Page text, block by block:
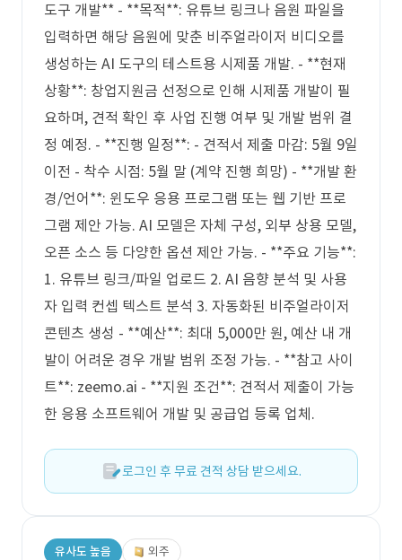
도구 개발** - **목적**: 유튜브 링크나 음원 파일을
입력하면 해당 음원에 맞춘 비주얼라이저 비디오를
생성하는 AI 도구의 테스트용 시제품 개발. - **현재
상황**: 창업지원금 선정으로 인해 시제품 개발이 필
요하며, 견적 확인 후 사업 진행 여부 및 개발 범위 결
정 예정. - **진행 일정**: - 견적서 제출 마감: 5월 9일
이전 - 착수 시점: 5월 말 (계약 진행 희망) - **개발 환
경/언어**: 윈도우 응용 프로그램 또는 웹 기반 프로
그램 제안 가능. AI 모델은 자체 구성, 외부 상용 모델,
오픈 소스 등 다양한 옵션 제안 가능. - **주요 기능**:
1. 유튜브 링크/파일 업로드 2. AI 음향 분석 및 사용
자 입력 컨셉 텍스트 분석 3. 자동화된 비주얼라이저
콘텐츠 생성 - **예산**: 최대 5,000만 원, 예산 내 개
발이 어려운 경우 개발 범위 조정 가능. - **참고 사이
트**: zeemo.ai - **지원 조건**: 견적서 제출이 가능
한 응용 소프트웨어 개발 및 공급업 등록 업체.
로그인 후 무료 견적 상담 받으세요.
유사도 높음 외주